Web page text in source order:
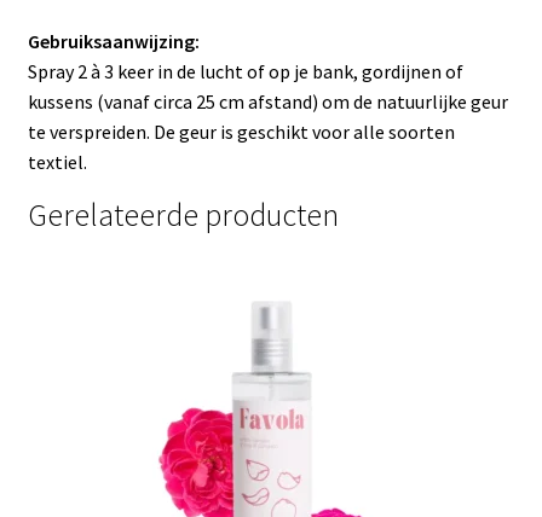
Gebruiksaanwijzing:
Spray 2 à 3 keer in de lucht of op je bank, gordijnen of
kussens (vanaf circa 25 cm afstand) om de natuurlijke geur
te verspreiden. De geur is geschikt voor alle soorten
textiel.
Gerelateerde producten